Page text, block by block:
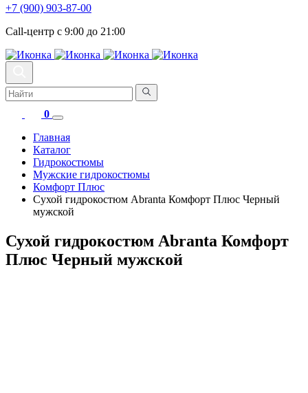
+7 (900) 903-87-00
Call-центр с 9:00 до 21:00
0
Главная
Каталог
Гидрокостюмы
Мужские гидрокостюмы
Комфорт Плюс
Сухой гидрокостюм Abranta Комфорт Плюс Черный
мужской
Сухой гидрокостюм Abranta Комфорт
Плюс Черный мужской